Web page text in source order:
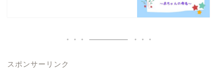
スポンサーリンク